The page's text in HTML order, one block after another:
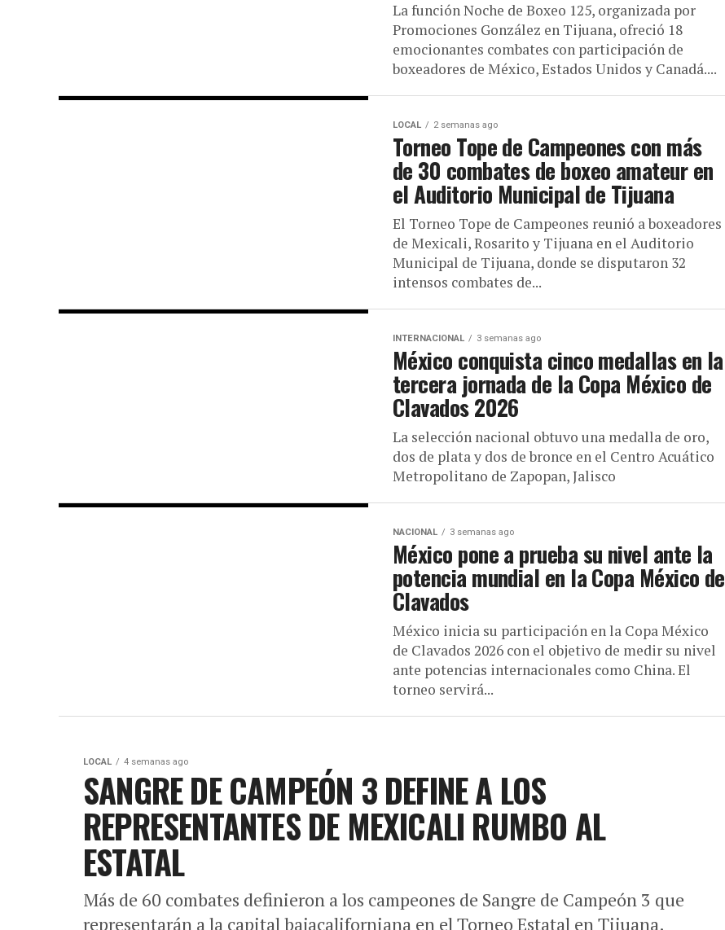
La función Noche de Boxeo 125, organizada por
Promociones González en Tijuana, ofreció 18
emocionantes combates con participación de
boxeadores de México, Estados Unidos y Canadá....
LOCAL 2 semanas ago
Torneo Tope de Campeones con más
de 30 combates de boxeo amateur en
el Auditorio Municipal de Tijuana
El Torneo Tope de Campeones reunió a boxeadores
de Mexicali, Rosarito y Tijuana en el Auditorio
Municipal de Tijuana, donde se disputaron 32
intensos combates de...
INTERNACIONAL 3 semanas ago
México conquista cinco medallas en la
tercera jornada de la Copa México de
Clavados 2026
La selección nacional obtuvo una medalla de oro,
dos de plata y dos de bronce en el Centro Acuático
Metropolitano de Zapopan, Jalisco
NACIONAL 3 semanas ago
México pone a prueba su nivel ante la
potencia mundial en la Copa México de
Clavados
México inicia su participación en la Copa México
de Clavados 2026 con el objetivo de medir su nivel
ante potencias internacionales como China. El
torneo servirá...
LOCAL 4 semanas ago
SANGRE DE CAMPEÓN 3 DEFINE A LOS
REPRESENTANTES DE MEXICALI RUMBO AL
ESTATAL
Más de 60 combates definieron a los campeones de Sangre de Campeón 3 que
representarán a la capital bajacaliforniana en el Torneo Estatal en Tijuana.